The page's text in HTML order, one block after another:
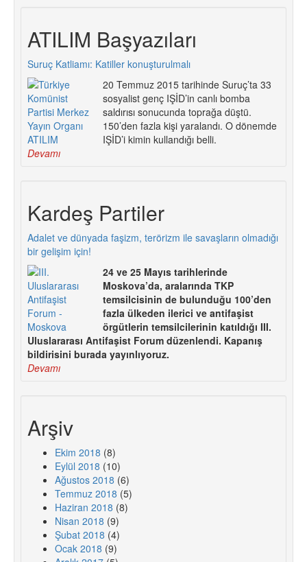
ATILIM Başyazıları
Suruç Katliamı: Katiller konuşturulmalı
20 Temmuz 2015 tarihinde Suruç’ta 33
sosyalist genç IŞİD’in canlı bomba
saldırısı sonucunda toprağa düştü.
150’den fazla kişi yaralandı. O dönemde
IŞİD’i kimin kullandığı belli.
Devamı
Kardeş Partiler
Adalet ve dünyada faşizm, terörizm ile savaşların olmadığı
bir gelişim için!
24 ve 25 Mayıs tarihlerinde
Moskova’da, aralarında TKP
temsilcisinin de bulunduğu 100’den
fazla ülkeden ilerici ve antifaşist
örgütlerin temsilcilerinin katıldığı III.
Uluslararası Antifaşist Forum düzenlendi. Kapanış
bildirisini burada yayınlıyoruz.
Devamı
Arşiv
Ekim 2018 (8)
Eylül 2018 (10)
Ağustos 2018 (6)
Temmuz 2018 (5)
Haziran 2018 (8)
Nisan 2018 (9)
Şubat 2018 (4)
Ocak 2018 (9)